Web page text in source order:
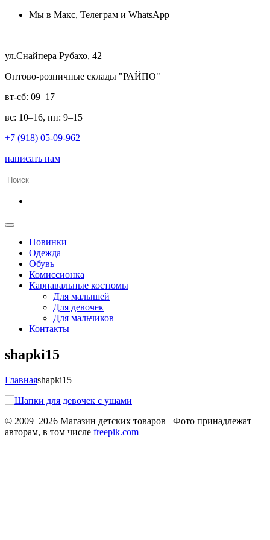
Мы в Макс, Телеграм и WhatsApp
ул.Снайпера Рубахо, 42
Оптово-розничные склады "РАЙПО"
вт-сб: 09–17
вс: 10–16, пн: 9–15
+7 (918) 05-09-962
написать нам
Новинки
Одежда
Обувь
Комиссионка
Карнавальные костюмы
Для малышей
Для девочек
Для мальчиков
Контакты
shapki15
Главнаяshapki15
© 2009–2026 Магазин детских товаров Фото принадлежат
авторам, в том числе freepik.com